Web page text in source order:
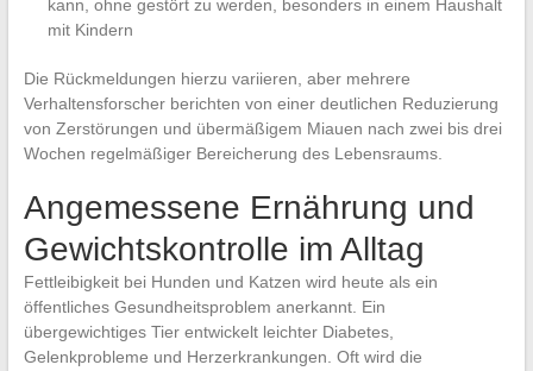
kann, ohne gestört zu werden, besonders in einem Haushalt
mit Kindern
Die Rückmeldungen hierzu variieren, aber mehrere
Verhaltensforscher berichten von einer deutlichen Reduzierung
von Zerstörungen und übermäßigem Miauen nach zwei bis drei
Wochen regelmäßiger Bereicherung des Lebensraums.
Angemessene Ernährung und
Gewichtskontrolle im Alltag
Fettleibigkeit bei Hunden und Katzen wird heute als ein
öffentliches Gesundheitsproblem anerkannt. Ein
übergewichtiges Tier entwickelt leichter Diabetes,
Gelenkprobleme und Herzerkrankungen. Oft wird die